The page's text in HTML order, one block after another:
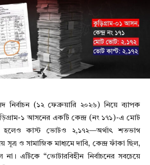
নির্বাচন (১২ ফেব্রুয়ারি ২০২৬) নিয়ে ব্যাপক
১ আসনের একটি কেন্দ্র (নং ১৭১)-এ মোট
কাস্ট ভোটও ২,১৭২—অর্থাৎ শতভাগ
সূত্র ও সামাজিক মাধ্যমে দাবি, কেন্দ্র ফাঁকা ছিল,
না। এটিকে “ভোটারবিহীন নির্বাচনের সবচেয়ে